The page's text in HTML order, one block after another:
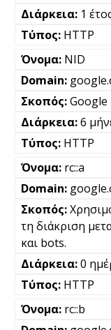
1
HTTP
NID
Google
6
HTTP
rc::a
τη διάκριση
και bots.
0
HTTP
rc::b